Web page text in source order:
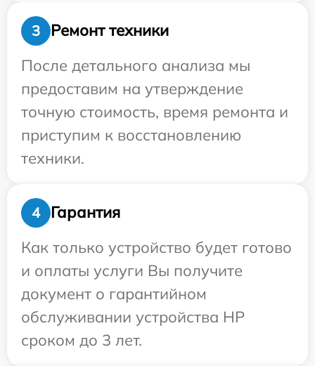
3
Ремонт техники
После детального анализа мы
предоставим на утверждение
точную стоимость, время ремонта и
приступим к восстановлению
техники.
4
Гарантия
Как только устройство будет готово
и оплаты услуги Вы получите
документ о гарантийном
обслуживании устройства HP
сроком до 3 лет.